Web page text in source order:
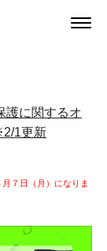
護に関するオ
1更新
７日（月）になりま